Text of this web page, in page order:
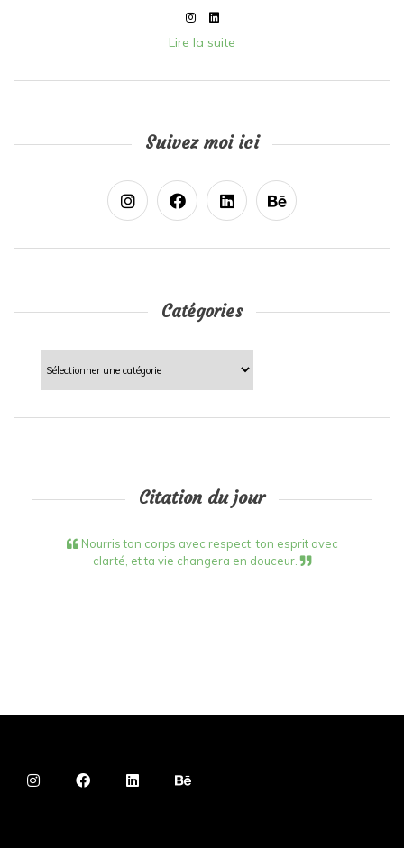
Lire la suite
Suivez moi ici
Catégories
Catégories
Citation du jour
Nourris ton corps avec respect, ton esprit avec
clarté, et ta vie changera en douceur.